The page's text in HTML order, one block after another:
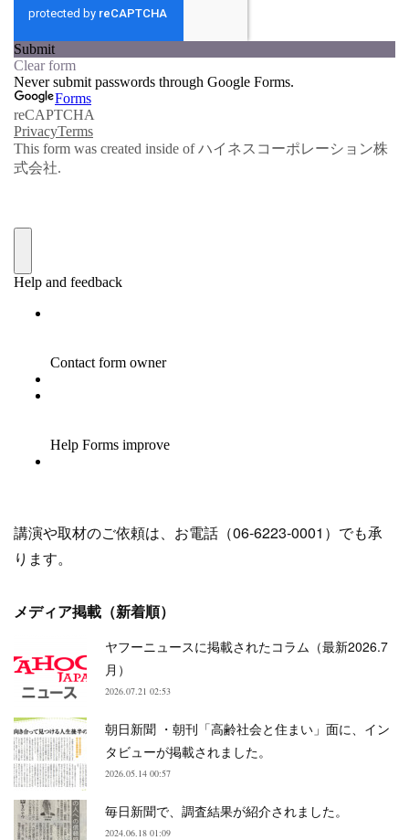
講演や取材のご依頼は、お電話（06-6223-0001）でも承
ります。
メディア掲載（新着順）
ヤフーニュースに掲載されたコラム（最新2026.7
月）
2026.07.21 02:53
朝日新聞 ・朝刊「高齢社会と住まい」面に、イン
タビューが掲載されました。
2026.05.14 00:57
毎日新聞で、調査結果が紹介されました。
2024.06.18 01:09